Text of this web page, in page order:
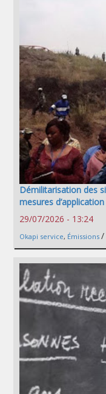
Démilitarisation des
mesures d’application
29/07/2026 - 13:24
Okapi service, Émissions /